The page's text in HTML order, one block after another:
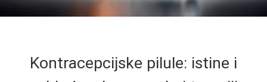
Kontracepcijske pilule: istine i